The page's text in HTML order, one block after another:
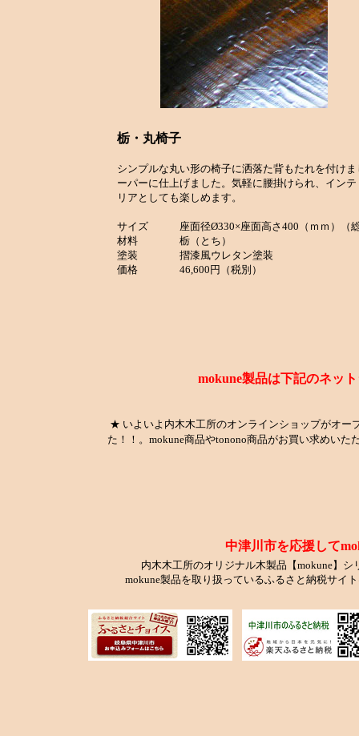
栃・丸椅子
シンプルな丸い形の椅子に洒落た背もたれを付け
ーパーに仕上げました。気軽に腰掛けられ、イン
リアとしても楽しめます。
サイズ 座面径Ø330×座面高さ400（ｍｍ）（総
材料 栃（とち）
塗装 摺漆風ウレタン塗装
価格 46,600円（税別）
mokune製品は下記のネッ
★ いよいよ内木木工所のオンラインショップがオー
た！！。mokune商品やtonono商品がお買い求めいた
中津川市を応援して
内木木工所のオリジナル木製品【mokune】
mokune製品を取り扱っているふるさと納税サ